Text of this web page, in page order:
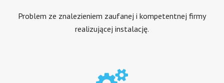
Problem ze znalezieniem zaufanej i kompetentnej firmy
realizującej instalację.